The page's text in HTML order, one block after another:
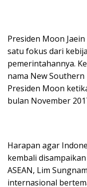
Presiden Moon
satu fokus dari
pemerintahannya.
nama New Southern
Presiden Moon
bulan November
Harapan agar
kembali
ASEAN, Lim
internasional